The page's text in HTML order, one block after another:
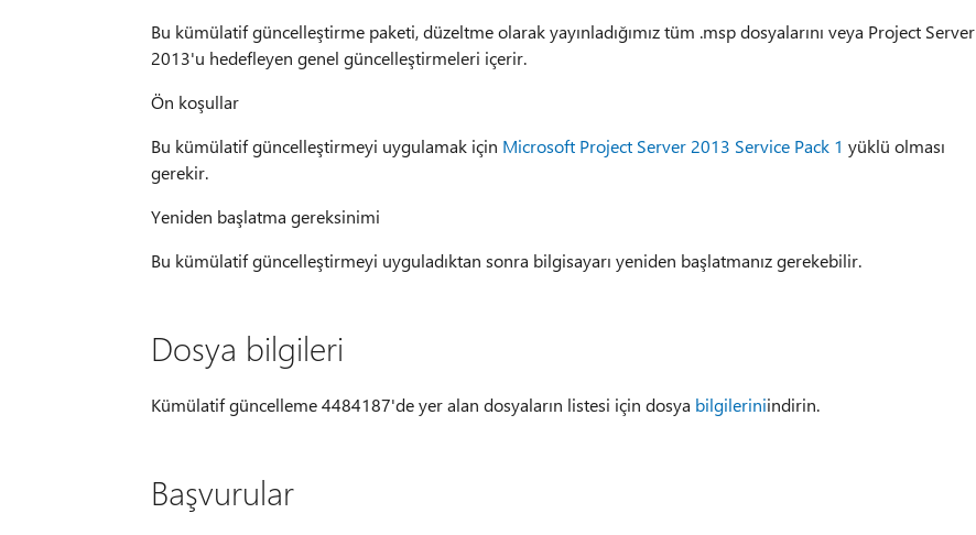
Bu kümülatif güncelleştirme paketi, düzeltme olarak yayınladığımız tüm .msp dosyalarını veya Project Server
2013'u hedefleyen genel güncelleştirmeleri içerir.
Ön koşullar
Bu kümülatif güncelleştirmeyi uygulamak için Microsoft Project Server 2013 Service Pack 1 yüklü olması
gerekir.
Yeniden başlatma gereksinimi
Bu kümülatif güncelleştirmeyi uyguladıktan sonra bilgisayarı yeniden başlatmanız gerekebilir.
Dosya bilgileri
Kümülatif güncelleme 4484187'de yer alan dosyaların listesi için dosya bilgileriniindirin.
Başvurular